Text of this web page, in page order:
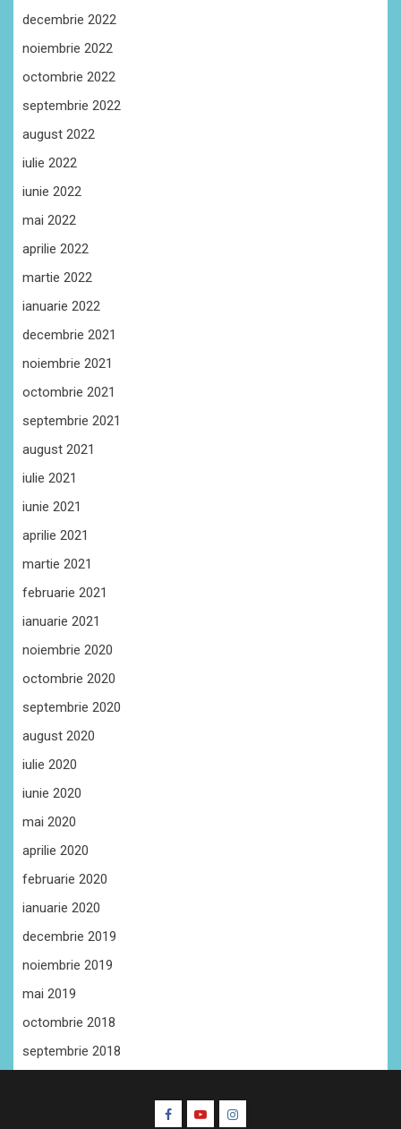
decembrie 2022
noiembrie 2022
octombrie 2022
septembrie 2022
august 2022
iulie 2022
iunie 2022
mai 2022
aprilie 2022
martie 2022
ianuarie 2022
decembrie 2021
noiembrie 2021
octombrie 2021
septembrie 2021
august 2021
iulie 2021
iunie 2021
aprilie 2021
martie 2021
februarie 2021
ianuarie 2021
noiembrie 2020
octombrie 2020
septembrie 2020
august 2020
iulie 2020
iunie 2020
mai 2020
aprilie 2020
februarie 2020
ianuarie 2020
decembrie 2019
noiembrie 2019
mai 2019
octombrie 2018
septembrie 2018
FacebookYoutubeInstagram